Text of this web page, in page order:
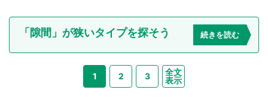
「隙間」が狭いタイプを探そう 続きを読む
1 2 3
全文
表示